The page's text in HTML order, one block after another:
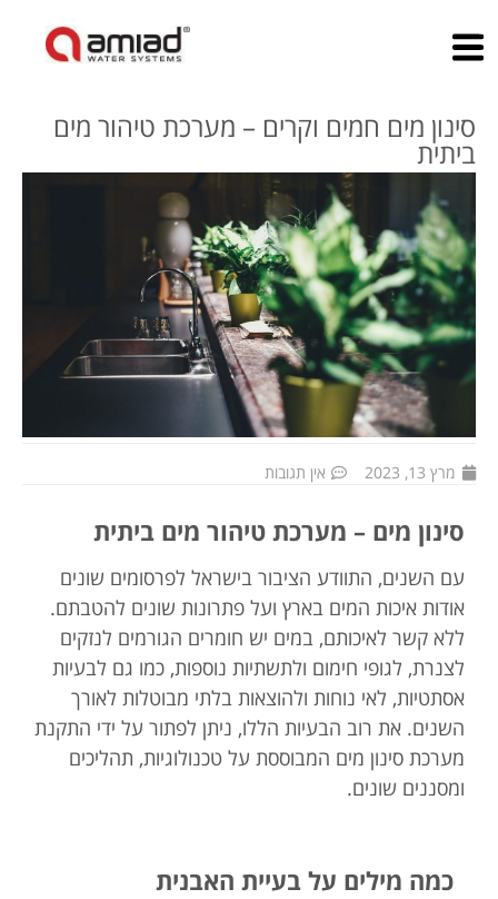
סינון מים חמים וקרים – מערכת טיהור מים
ביתית
מרץ 13, 2023 אין תגובות
סינון מים – מערכת טיהור מים ביתית
עם השנים, התוודע הציבור בישראל לפרסומים שונים
אודות איכות המים בארץ ועל פתרונות שונים להטבתם.
ללא קשר לאיכותם, במים יש חומרים הגורמים לנזקים
לצנרת, לגופי חימום ולתשתיות נוספות, כמו גם לבעיות
אסתטיות, לאי נוחות ולהוצאות בלתי מבוטלות לאורך
השנים. את רוב הבעיות הללו, ניתן לפתור על ידי התקנת
מערכת סינון מים המבוססת על טכנולוגיות, תהליכים
ומסננים שונים.
כמה מילים על בעיית האבנית